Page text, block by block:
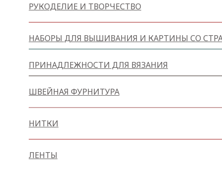
РУКОДЕЛИЕ И ТВОРЧЕСТВО
НАБОРЫ ДЛЯ ВЫШИВАНИЯ И КАРТИНЫ СО
ПРИНАДЛЕЖНОСТИ ДЛЯ ВЯЗАНИЯ
ШВЕЙНАЯ ФУРНИТУРА
НИТКИ
ЛЕНТЫ